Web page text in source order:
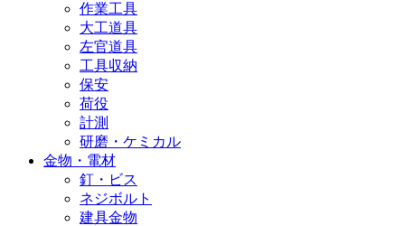
作業工具
大工道具
左官道具
工具収納
保安
荷役
計測
研磨・ケミカル
金物・電材
釘・ビス
ネジボルト
建具金物